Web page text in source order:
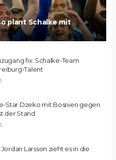
plant Schalke mit
fix: Schalke-Team
Talent
Star Dzeko mit Bosnien gegen
der Stand
Larsson zieht es in die